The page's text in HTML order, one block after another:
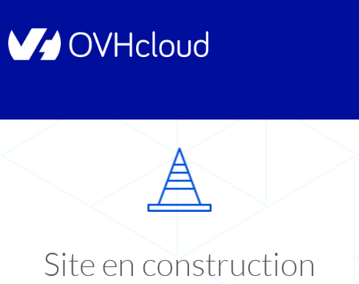
Site en construction